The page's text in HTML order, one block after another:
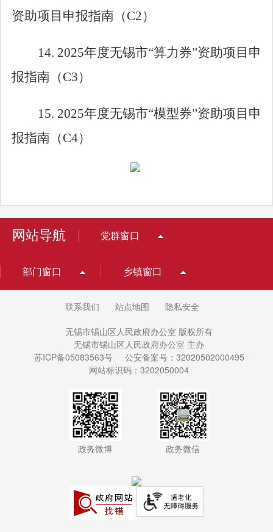
资助项目申报指南（C2）
14. 2025年度无锡市“算力券”资助项目申
报指南（C3）
15. 2025年度无锡市“模型券”资助项目申
报指南（C4）
网站导航 党群窗口
部门窗口 乡镇窗口
联系我们 站点地图 隐私安全
无锡市锡山区人民政府办公室 版权所有
无锡市锡山区人民政府办公室 主办
苏ICP备05083563号
公安备案号：32020502000495
网站标识码：3202050004
政务微博 政务微信